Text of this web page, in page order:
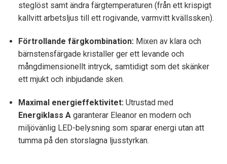
steglöst samt ändra färgtemperaturen (från ett krispigt
kallvitt arbetsljus till ett rogivande, varmvitt kvällssken).
Förtrollande färgkombination:Mixen av klara och
bärnstensfärgade kristaller ger ett levande och
mångdimensionellt intryck, samtidigt som det skänker
ett mjukt och inbjudande sken.
Maximal energieffektivitet:Utrustad med
Energiklass Agaranterar Eleanor en modern och
miljövänlig LED-belysning som sparar energi utan att
tumma på den storslagna ljusstyrkan.